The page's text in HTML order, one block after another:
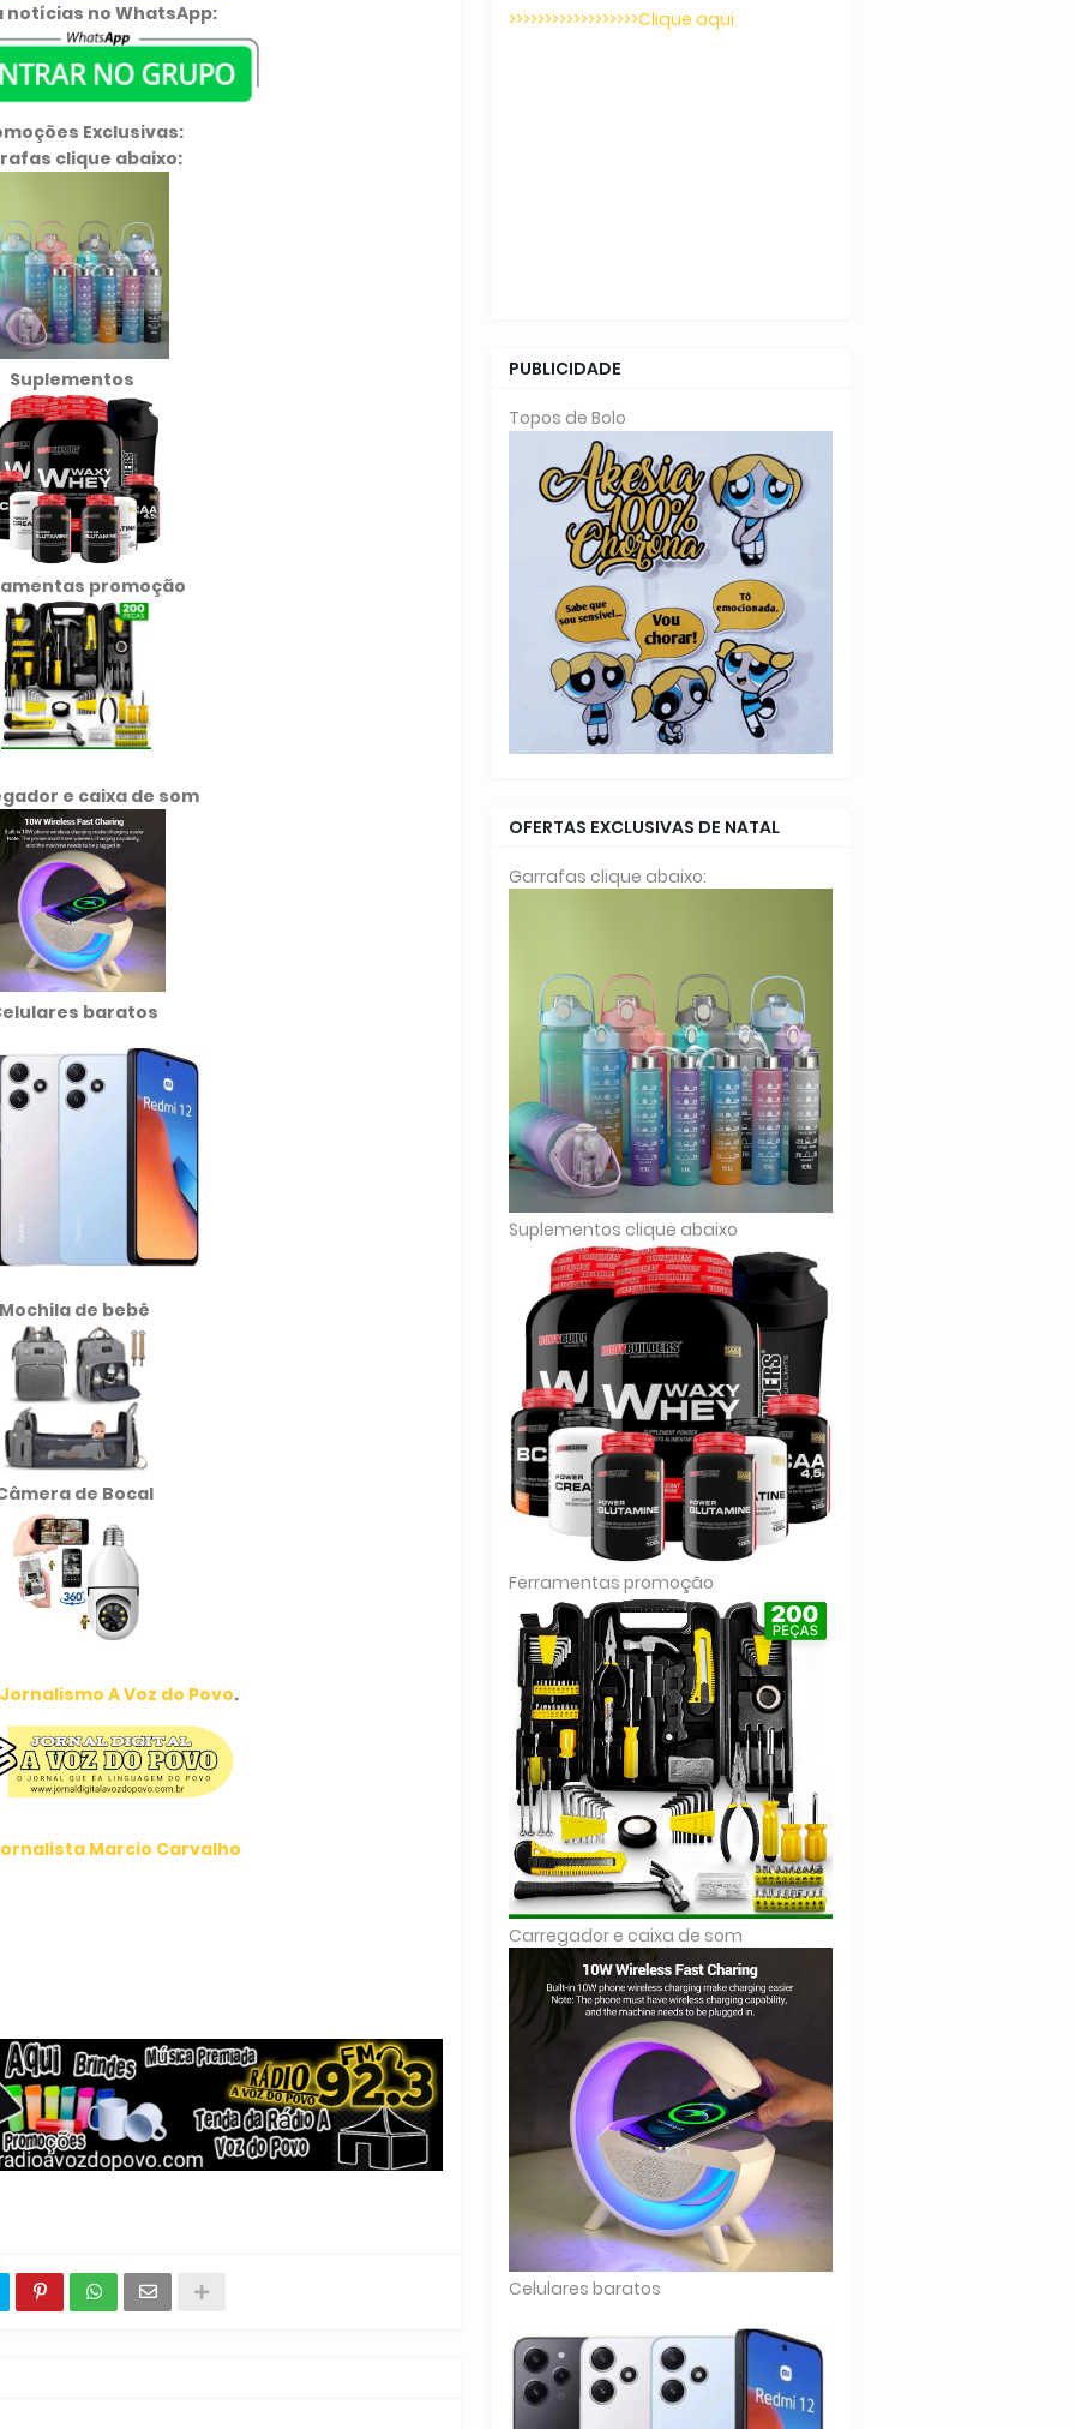
notícias no WhatsApp:
Exclusivas:
clique abaixo:
Suplementos
promoção
e caixa de som
baratos
de bebê
de Bocal
Jornalismo A Voz do Povo.
Marcio Carvalho
>>>>>>>>>>>>>>>>>>Clique aqui
PUBLICIDADE
Topos de Bolo
OFERTAS EXCLUSIVAS DE NATAL
Garrafas clique abaixo:
Suplementos clique abaixo
Ferramentas promoção
Carregador e caixa de som
Celulares baratos